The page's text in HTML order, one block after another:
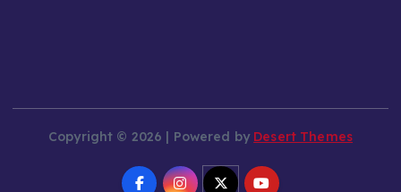
Copyright © 2026 | Powered by Desert Themes